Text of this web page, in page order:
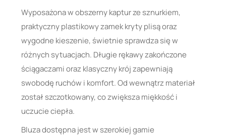
Wyposażona w obszerny kaptur ze sznurkiem,
praktyczny plastikowy zamek kryty plisą oraz
wygodne kieszenie, świetnie sprawdza się w
różnych sytuacjach. Długie rękawy zakończone
ściągaczami oraz klasyczny krój zapewniają
swobodę ruchów i komfort. Od wewnątrz materiał
został szczotkowany, co zwiększa miękkość i
uczucie ciepła.
Bluza dostępna jest w szerokiej gamie